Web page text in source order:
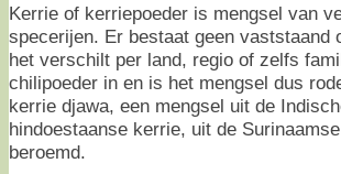
Kerrie of kerriepoeder is mengsel van
specerijen. Er bestaat geen vaststaand
het verschilt per land, regio of zelfs
chilipoeder in en is het mengsel dus
kerrie djawa, een mengsel uit de
hindoestaanse kerrie, uit de
beroemd.